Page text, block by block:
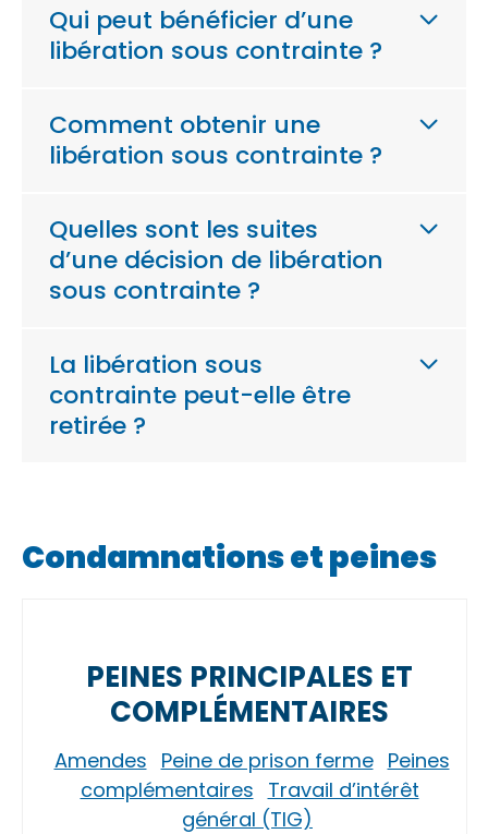
Qui peut bénéficier d’une
libération sous contrainte ?
Comment obtenir une
libération sous contrainte ?
Quelles sont les suites
d’une décision de libération
sous contrainte ?
La libération sous
contrainte peut-elle être
retirée ?
Condamnations et peines
PEINES PRINCIPALES ET
COMPLÉMENTAIRES
Amendes Peine de prison ferme Peines
complémentaires Travail d’intérêt
général (TIG)